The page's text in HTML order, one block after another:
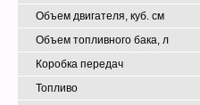
Объем двигателя, куб. см
Объем топливного бака, л
Коробка передач
Топливо